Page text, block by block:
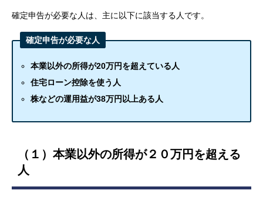
確定申告が必要な人は、主に以下に該当する人です。
確定申告が必要な人
本業以外の所得が20万円を超えている人
住宅ローン控除を使う人
株などの運用益が38万円以上ある人
（１）本業以外の所得が２０万円を超える
人